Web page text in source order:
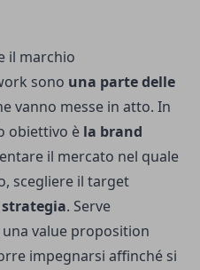
il marchio
sono una parte delle
vanno messe in atto. In
obiettivo è la brand
il mercato nel quale
scegliere il target
. Serve
value proposition
impegnarsi affinché si